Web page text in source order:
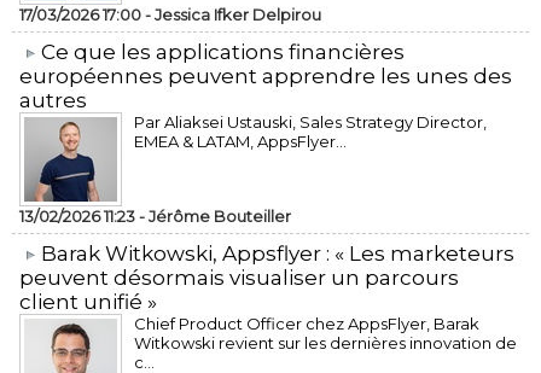
17/03/2026 17:00 -Jessica Ifker Delpirou
​Ce que les applications financières
européennes peuvent apprendre les unes des
autres
Par Aliaksei Ustauski, Sales Strategy Director,
EMEA & LATAM, AppsFlyer...
13/02/2026 11:23 -Jérôme Bouteiller
​Barak Witkowski, Appsflyer : « Les marketeurs
peuvent désormais visualiser un parcours
client unifié »
Chief Product Officer chez AppsFlyer, ​Barak
Witkowski revient sur les dernières innovation de
c...